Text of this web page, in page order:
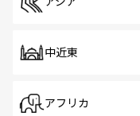
中近東
アフリカ